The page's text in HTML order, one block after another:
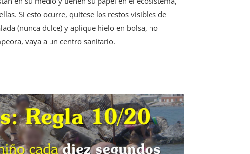
Si esto ocurre, quítese los restos visibles de
(nunca dulce) y aplique hielo en bolsa, no
vaya a un centro sanitario.